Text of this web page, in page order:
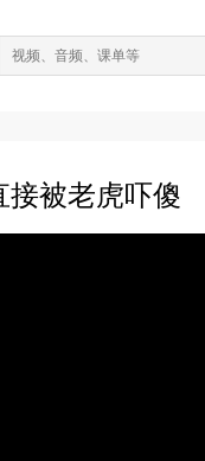
接被老虎吓傻